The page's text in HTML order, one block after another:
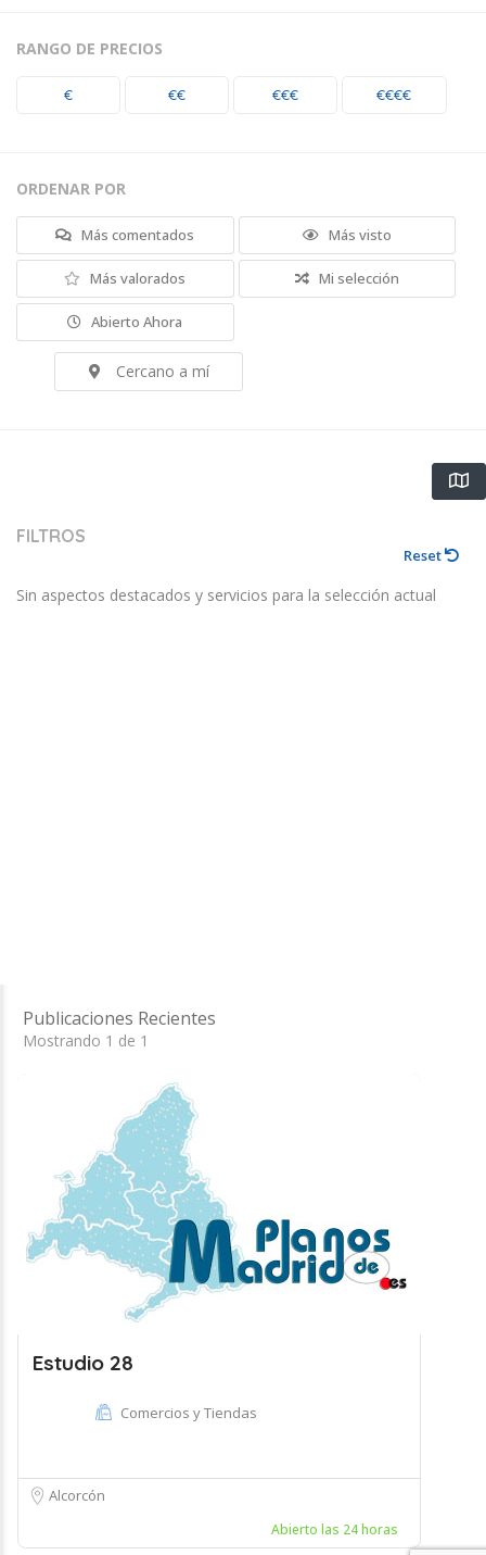
RANGO DE PRECIOS
€ €€ €€€ €€€€
ORDENAR POR
Más comentados Más visto
Más valorados Mi selección
Abierto Ahora
Cercano a mí
FILTROS
Reset
Sin aspectos destacados y servicios para la selección actual
Publicaciones Recientes
Mostrando 1 de 1
Estudio 28
Comercios y Tiendas
Alcorcón
Abierto las 24 horas